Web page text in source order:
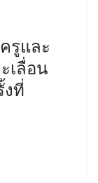
รูและ
เลื่อน
งที่